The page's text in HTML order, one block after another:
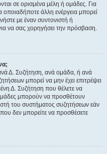
σε ορισμένα μέλη ή ομάδες. Για
οποιαδήποτε άλλη ενέργεια μπορεί
με έναν συντονιστή ή
να σας χορηγήσει την πρόσβαση.
Δ. Συζήτηση, ανά ομάδα, ή ανά
μπορεί να μην έχει επιτρέψει
Δ. Συζήτηση που θέλετε να
μπορούν να προσθέτουν
του συστήματος συζητήσεων εάν
δεν μπορείτε να προσθέσετε